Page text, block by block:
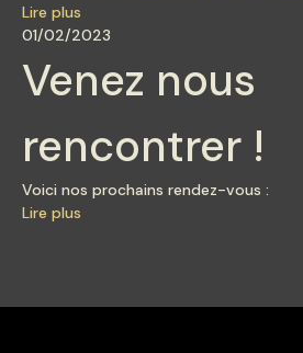
Lire plus
01/02/2023
Venez nous
rencontrer !
Voici nos prochains rendez-vous :
Lire plus